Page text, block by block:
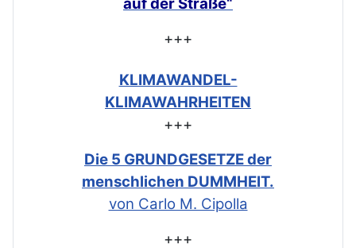
+++
KLIMAWANDEL-
KLIMAWAHRHEITEN
+++
Die 5 GRUNDGESETZE der
menschlichen DUMMHEIT.
von Carlo M. Cipolla
+++